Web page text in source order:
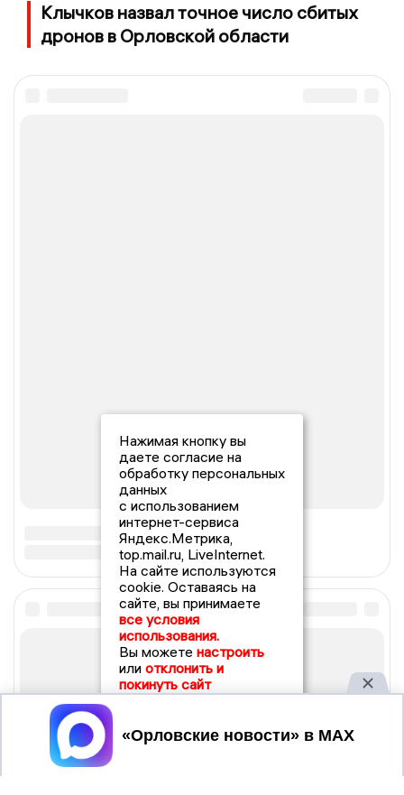
Клычков назвал точное число сбитых
дронов в Орловской области
Нажимая кнопку вы
даете согласие на
обработку персональных
данных
с использованием
интернет-сервиса
Яндекс.Метрика,
top.mail.ru, LiveInternet.
На сайте используются
cookie. Оставаясь на
сайте, вы принимаете
все условия
использования.
Вы можете настроить
или отклонить и
покинуть сайт
Принять